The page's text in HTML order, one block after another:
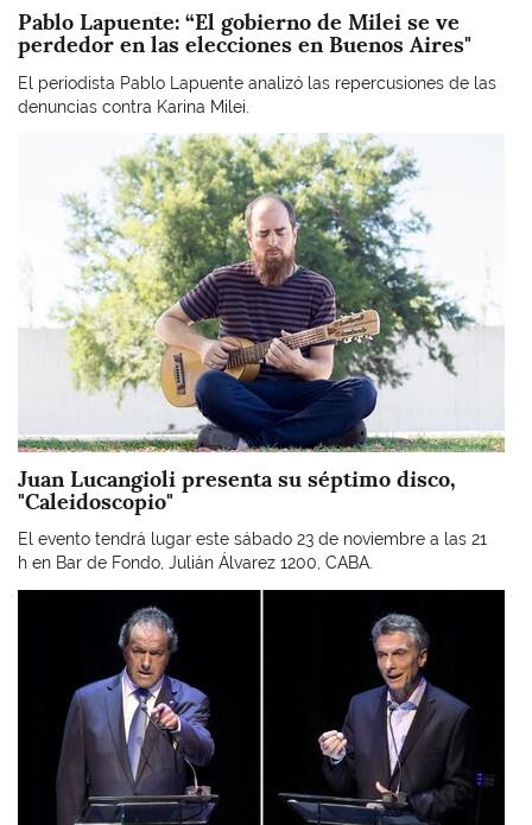
Pablo Lapuente: “El gobierno de Milei se ve
perdedor en las elecciones en Buenos Aires"
El periodista Pablo Lapuente analizó las repercusiones de las
denuncias contra Karina Milei.
Juan Lucangioli presenta su séptimo disco,
"Caleidoscopio"
El evento tendrá lugar este sábado 23 de noviembre a las 21
h en Bar de Fondo, Julián Álvarez 1200, CABA.